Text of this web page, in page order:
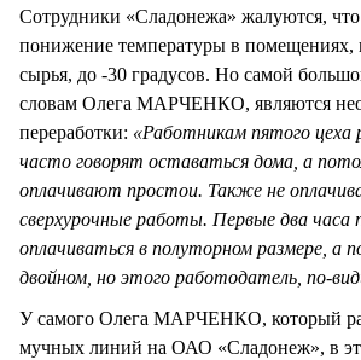
Сотрудники «Сладонежа» жалуются,
понижение температуры в помещениях,
сырья, до -30 градусов. Но самой
словам Олега МАРЧЕНКО, являются
переработки: «Работникам пятого цеха
часто говорят оставаться дома, а
оплачивают простои. Также не
сверхурочные работы. Первые два часа
оплачиваться в полуторном размере, а
двойном, но этого работодатель, по-
У самого Олега МАРЧЕНКО, который
мучных линий на ОАО «Сладонеж», в